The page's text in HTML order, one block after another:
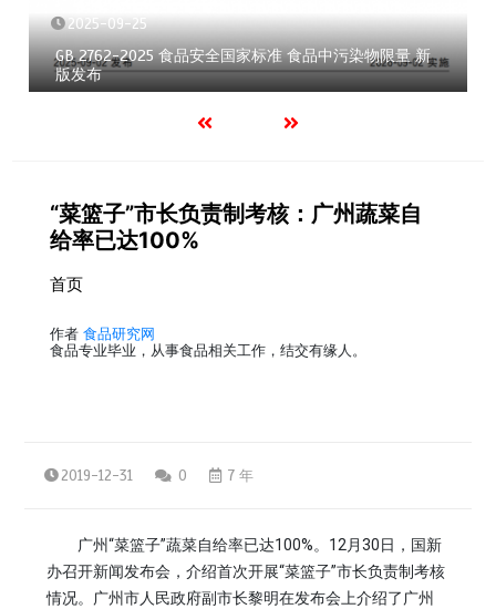
2025-09-25
GB 2762-2025 食品安全国家标准 食品中污染物限量 新
版发布
“菜篮子”市长负责制考核：广州蔬菜自
给率已达100%
首页
作者 食品研究网
食品专业毕业，从事食品相关工作，结交有缘人。
2019-12-31 0 7 年
广州“菜篮子”蔬菜自给率已达100%。12月30日，国新
办召开新闻发布会，介绍首次开展“菜篮子”市长负责制考核
情况。广州市人民政府副市长黎明在发布会上介绍了广州